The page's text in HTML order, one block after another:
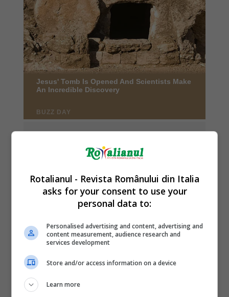
Rotalianul - Revista Românului din Italia
asks for your consent to use your
personal data to:
Personalised advertising and content, advertising and
content measurement, audience research and
services development
Store and/or access information on a device
Learn more